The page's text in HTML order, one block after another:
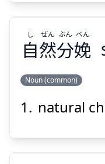
Suspend
べ
自然分娩
し ぜん ぶん べん
Noun (common)
natural